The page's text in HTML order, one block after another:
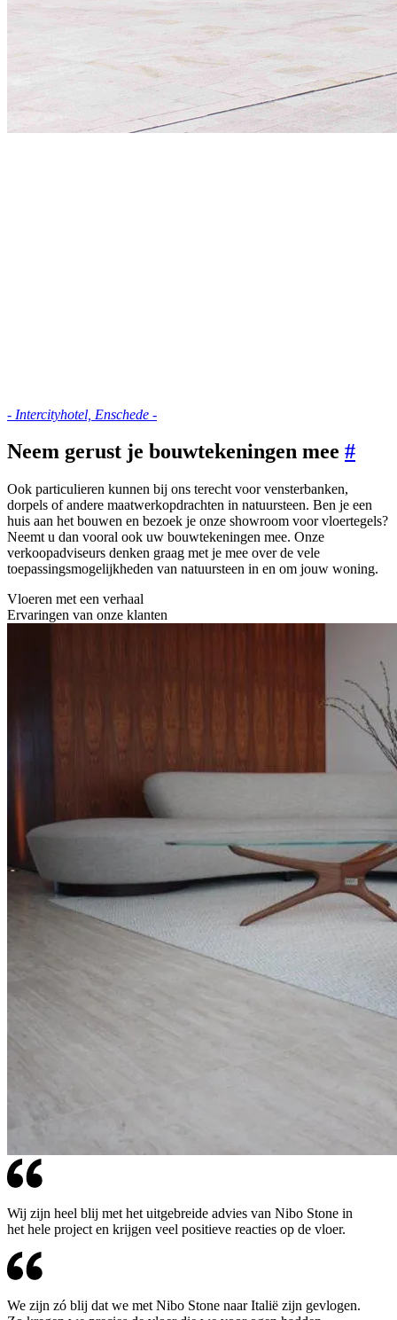
- Intercityhotel, Enschede -
Neem gerust je bouwtekeningen mee #
Ook particulieren kunnen bij ons terecht voor vensterbanken,
dorpels of andere maatwerkopdrachten in natuursteen. Ben je een
huis aan het bouwen en bezoek je onze showroom voor vloertegels?
Neemt u dan vooral ook uw bouwtekeningen mee. Onze
verkoopadviseurs denken graag met je mee over de vele
toepassingsmogelijkheden van natuursteen in en om jouw woning.
Vloeren met een verhaal
Ervaringen van onze klanten
Wij zijn heel blij met het uitgebreide advies van Nibo Stone in
het hele project en krijgen veel positieve reacties op de vloer.
We zijn zó blij dat we met Nibo Stone naar Italië zijn gevlogen.